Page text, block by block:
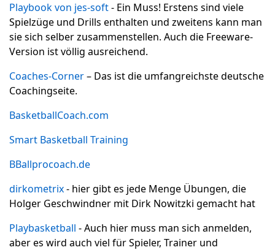
Playbook von jes-soft- Ein Muss! Erstens sind viele
Spielzüge und Drills enthalten und zweitens kann man
sie sich selber zusammenstellen. Auch die Freeware-
Version ist völlig ausreichend.
Coaches-Corner– Das ist die umfangreichste deutsche
Coachingseite.
BasketballCoach.com
Smart Basketball Training
BBallprocoach.de
dirkometrix- hier gibt es jede Menge Übungen, die
Holger Geschwindner mit Dirk Nowitzki gemacht hat
Playbasketball - Auch hier muss man sich anmelden,
aber es wird auch viel für Spieler, Trainer und